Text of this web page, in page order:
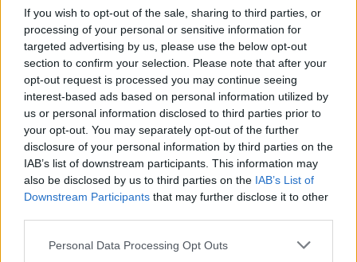
If you wish to opt-out of the sale, sharing to third parties, or
processing of your personal or sensitive information for
targeted advertising by us, please use the below opt-out
section to confirm your selection. Please note that after your
opt-out request is processed you may continue seeing
interest-based ads based on personal information utilized by
us or personal information disclosed to third parties prior to
your opt-out. You may separately opt-out of the further
disclosure of your personal information by third parties on the
IAB’s list of downstream participants. This information may
also be disclosed by us to third parties on the IAB’s List of
Downstream Participants that may further disclose it to other
Please note that this website/app uses one or more Google
Personal Data Processing Opt Outs
Email
Hirdetés